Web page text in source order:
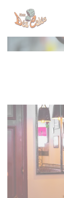
Personalización